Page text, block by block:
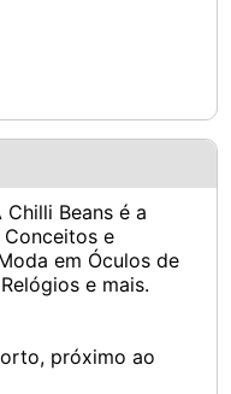
Chilli Beans é a
e
em Óculos de
e mais.
próximo ao